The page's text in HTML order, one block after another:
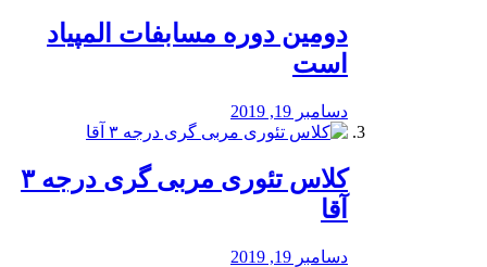
دومین دوره مسابفات المپیاد
است
دسامبر 19, 2019
کلاس تئوری مربی گری درجه ۳
آقا
دسامبر 19, 2019